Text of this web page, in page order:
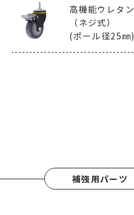
高機能ウレタン
（ネジ式）
(ポール径25㎜)
補強用パーツ